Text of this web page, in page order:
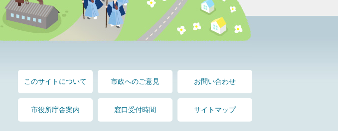
このサイトについて 市政へのご意見 お問い合わせ
市役所庁舎案内 窓口受付時間 サイトマップ